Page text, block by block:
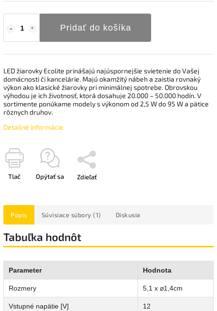
Pridať do košíka
LED žiarovky Ecolite prinášajú najúspornejšie svietenie do Vašej
domácnosti či kancelárie. Majú okamžitý nábeh a zaistia rovnaký
výkon ako klasické žiarovky pri minimálnej spotrebe. Obrovskou
výhodou je ich životnosť, ktorá dosahuje 20.000 – 50.000 hodín. V
sortimente ponúkame modely s výkonom od 2,5 W do 95 W a pätice
rôznych druhov.
Detailné informácie
Tlač Opýtať sa Zdieľať
Popis Súvisiace súbory (1) Diskusia
Tabuľka hodnôt
Parameter Hodnota
Rozmery 5,1 x ⌀1,4cm
Vstupné napätie [V] 12